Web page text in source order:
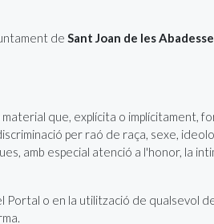
de Sant Joan de les
que, explícita o implícitament,
per raó de raça, sexe,
amb especial atenció a l'honor, la
o en la utilització de qualsevol